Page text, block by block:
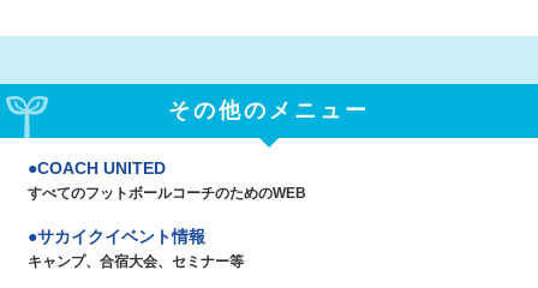
その他のメニュー
COACH UNITED
すべてのフットボールコーチのためのWEB
サカイクイベント情報
キャンプ、合宿大会、セミナー等